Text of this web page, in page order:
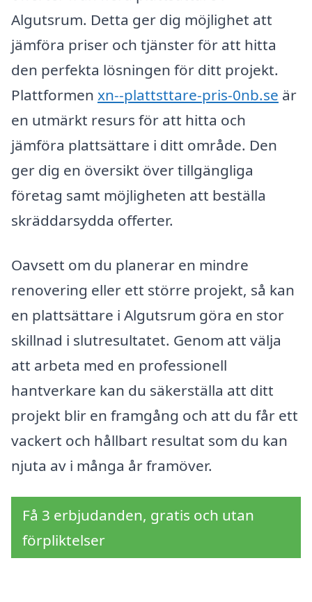
Algutsrum. Detta ger dig möjlighet att
jämföra priser och tjänster för att hitta
den perfekta lösningen för ditt projekt.
Plattformen xn--plattsttare-pris-0nb.se är
en utmärkt resurs för att hitta och
jämföra plattsättare i ditt område. Den
ger dig en översikt över tillgängliga
företag samt möjligheten att beställa
skräddarsydda offerter.
Oavsett om du planerar en mindre
renovering eller ett större projekt, så kan
en plattsättare i Algutsrum göra en stor
skillnad i slutresultatet. Genom att välja
att arbeta med en professionell
hantverkare kan du säkerställa att ditt
projekt blir en framgång och att du får ett
vackert och hållbart resultat som du kan
njuta av i många år framöver.
Få 3 erbjudanden, gratis och utan
förpliktelser